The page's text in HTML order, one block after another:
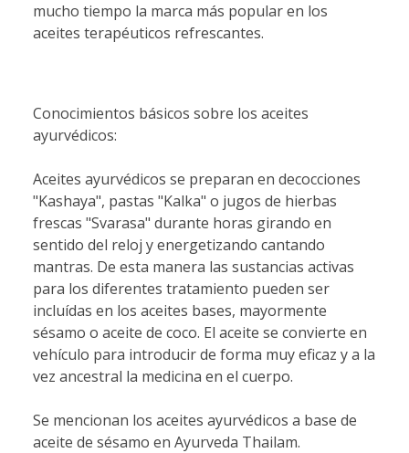
mucho tiempo la marca más popular en los
aceites terapéuticos refrescantes.
Conocimientos básicos sobre los aceites
ayurvédicos:
Aceites ayurvédicos se preparan en decocciones
"Kashaya", pastas "Kalka" o jugos de hierbas
frescas "Svarasa" durante horas girando en
sentido del reloj y energetizando cantando
mantras. De esta manera las sustancias activas
para los diferentes tratamiento pueden ser
incluídas en los aceites bases, mayormente
sésamo o aceite de coco. El aceite se convierte en
vehículo para introducir de forma muy eficaz y a la
vez ancestral la medicina en el cuerpo.
Se mencionan los aceites ayurvédicos a base de
aceite de sésamo en Ayurveda Thailam.